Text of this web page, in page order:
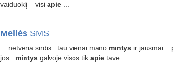
vaiduoklį – visi apie...
MeilėsSMS
... netveria širdis.. tau vienai mano mintys ir jausmai...
jos.. mintys galvoje visos tik apietave ...